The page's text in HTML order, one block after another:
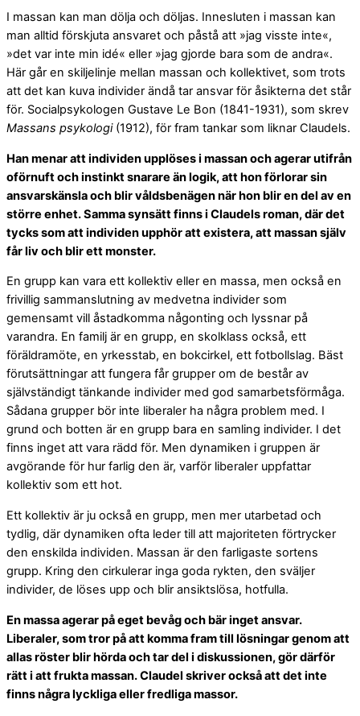
I massan kan man dölja och döljas. Innesluten i massan kan
man alltid förskjuta ansvaret och påstå att »jag visste inte«,
»det var inte min idé« eller »jag gjorde bara som de andra«.
Här går en skiljelinje mellan massan och kollektivet, som trots
att det kan kuva individer ändå tar ansvar för åsikterna det står
för. Socialpsykologen Gustave Le Bon (1841-1931), som skrev
Massans psykologi(1912), för fram tankar som liknar Claudels.
Han menar att individen upplöses i massan och agerar utifrån
oförnuft och instinkt snarare än logik, att hon förlorar sin
ansvarskänsla och blir våldsbenägen när hon blir en del av en
större enhet. Samma synsätt finns i Claudels roman, där det
tycks som att individen upphör att existera, att massan själv
får liv och blir ett monster.
En grupp kan vara ett kollektiv eller en massa, men också en
frivillig sammanslutning av medvetna individer som
gemensamt vill åstadkomma någonting och lyssnar på
varandra. En familj är en grupp, en skolklass också, ett
föräldramöte, en yrkesstab, en bokcirkel, ett fotbollslag. Bäst
förutsättningar att fungera får grupper om de består av
självständigt tänkande individer med god samarbetsförmåga.
Sådana grupper bör inte liberaler ha några problem med. I
grund och botten är en grupp bara en samling individer. I det
finns inget att vara rädd för. Men dynamiken i gruppen är
avgörande för hur farlig den är, varför liberaler uppfattar
kollektiv som ett hot.
Ett kollektiv är ju också en grupp, men mer utarbetad och
tydlig, där dynamiken ofta leder till att majoriteten förtrycker
den enskilda individen. Massan är den farligaste sortens
grupp. Kring den cirkulerar inga goda rykten, den sväljer
individer, de löses upp och blir ansiktslösa, hotfulla.
En massa agerar på eget bevåg och bär inget ansvar.
Liberaler, som tror på att komma fram till lösningar genom att
allas röster blir hörda och tar del i diskussionen, gör därför
rätt i att frukta massan. Claudel skriver också att det inte
finns några lyckliga eller fredliga massor.